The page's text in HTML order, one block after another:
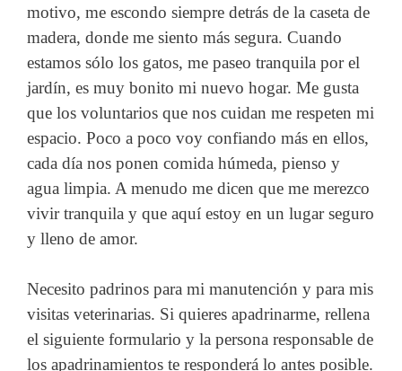
motivo, me escondo siempre detrás de la caseta de
madera, donde me siento más segura. Cuando
estamos sólo los gatos, me paseo tranquila por el
jardín, es muy bonito mi nuevo hogar. Me gusta
que los voluntarios que nos cuidan me respeten mi
espacio. Poco a poco voy confiando más en ellos,
cada día nos ponen comida húmeda, pienso y
agua limpia. A menudo me dicen que me merezco
vivir tranquila y que aquí estoy en un lugar seguro
y lleno de amor.
Necesito padrinos para mi manutención y para mis
visitas veterinarias. Si quieres apadrinarme, rellena
el siguiente formulario y la persona responsable de
los apadrinamientos te responderá lo antes posible.